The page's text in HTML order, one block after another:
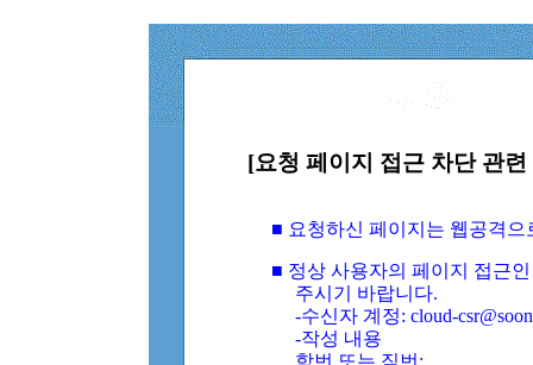
[요청 페이지 접근 차단 관
■ 요청하신 페이지는 웹공격
■ 정상 사용자의 페이지 접근
주시기 바랍니다.
-수신자 계정: cloud-
-작성 내용
학번 또는 직번: